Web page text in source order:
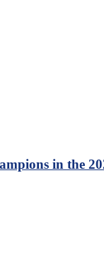
in the